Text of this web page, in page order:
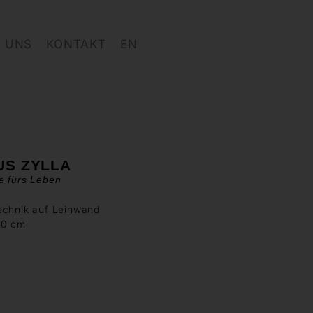
UNS KONTAKT EN
ZYLLA
fürs Leben
auf Leinwand
cm